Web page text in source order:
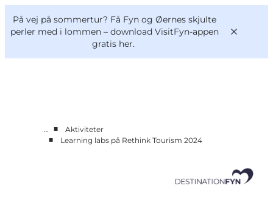
På vej på sommertur? Få Fyn og Øernes skjulte
perler med i lommen – download VisitFyn-appen
gratis her.
Bliv medlem
Projekter og Aktuelt
Om os
Deutsch
… ■
Aktiviteter
■
Learning labs på Rethink Tourism 2024